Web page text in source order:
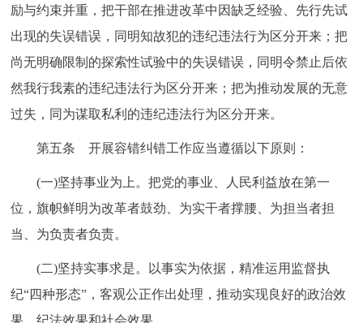
励与约束并重，把干部在推进改革中因缺乏经验、先行先试
出现的失误错误，同明知故犯的违纪违法行为区分开来；把
尚无明确限制的探索性试验中的失误错误，同明令禁止后依
然我行我素的违纪违法行为区分开来；把为推动发展的无意
过失，同为谋取私利的违纪违法行为区分开来。
第五条 开展容错纠错工作应当遵循以下原则：
(一)坚持事业为上。把党的事业、人民利益放在第一
位，旗帜鲜明为改革者鼓劲、为实干者撑腰、为担当者担
当、为负责者负责。
(二)坚持实事求是。以事实为依据，精准运用监督执
纪“四种形态”，客观公正作出处理，推动实现良好的政治效
果、纪法效果和社会效果。